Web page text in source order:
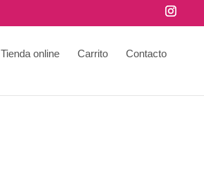
Tienda online Carrito Contacto